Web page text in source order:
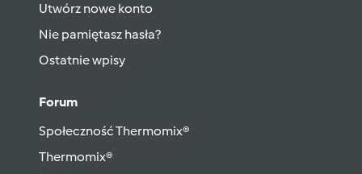
Utwórz nowe konto
Nie pamiętasz hasła?
Ostatnie wpisy
Forum
Społeczność Thermomix®
Thermomix®